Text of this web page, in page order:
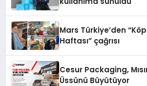
Mars Türkiye’den
Haftası” çağrısı
Cesur Packaging,
Üssünü Büyütüyor